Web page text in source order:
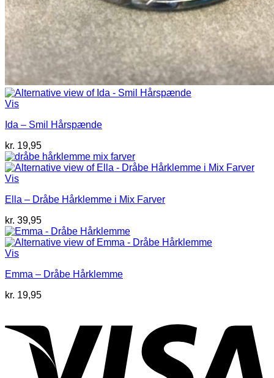
Vis
Ida – Smil Hårspænde
kr. 19,95
Vis
Ella – Dråbe Hårklemme i Mix Farver
kr. 39,95
Vis
Emma – Dråbe Hårklemme
kr. 19,95